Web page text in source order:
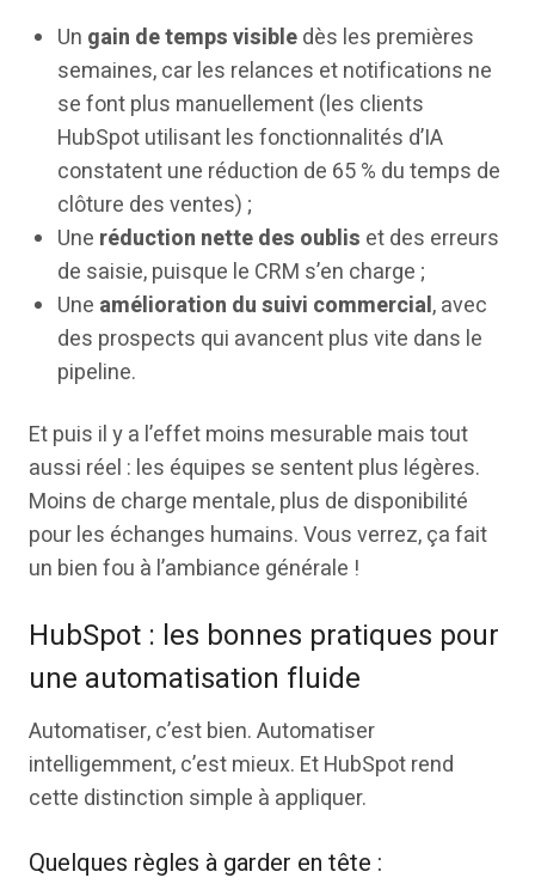
Un gain de temps visibledès les premières
semaines, car les relances et notifications ne
se font plus manuellement (les clients
HubSpot utilisant les fonctionnalités d’IA
constatent une réduction de 65 % du temps de
clôture des ventes) ;
Une réduction nette des oublis et des erreurs
de saisie, puisque le CRM s’en charge ;
Une amélioration du suivi commercial, avec
des prospects qui avancent plus vite dans le
pipeline.
Et puis il y a l’effet moins mesurable mais tout
aussi réel : les équipes se sentent plus légères.
Moins de charge mentale, plus de disponibilité
pour les échanges humains. Vous verrez, ça fait
un bien fou à l’ambiance générale !
HubSpot : les bonnes pratiques pour
une automatisation fluide
Automatiser, c’est bien. Automatiser
intelligemment, c’est mieux. Et HubSpot rend
cette distinction simple à appliquer.
Quelques règles à garder en tête :